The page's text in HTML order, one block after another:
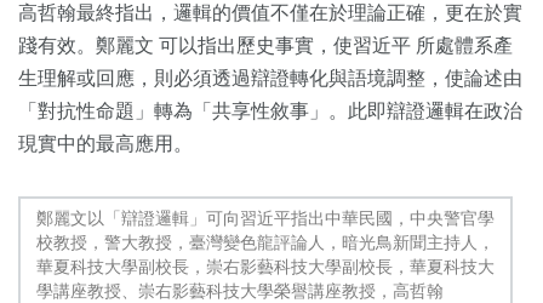
高哲翰最終指出，邏輯的價值不僅在於理論正確，更在於實
踐有效。鄭麗文 可以指出歷史事實，使習近平 所處體系產
生理解或回應，則必須透過辯證轉化與語境調整，使論述由
「對抗性命題」轉為「共享性敘事」。此即辯證邏輯在政治
現實中的最高應用。
鄭麗文以「辯證邏輯」可向習近平指出中華民國，中央警官學
校教授，警大教授，臺灣變色龍評論人，暗光鳥新聞主持人，
華夏科技大學副校長，崇右影藝科技大學副校長，華夏科技大
學講座教授、崇右影藝科技大學榮譽講座教授，高哲翰